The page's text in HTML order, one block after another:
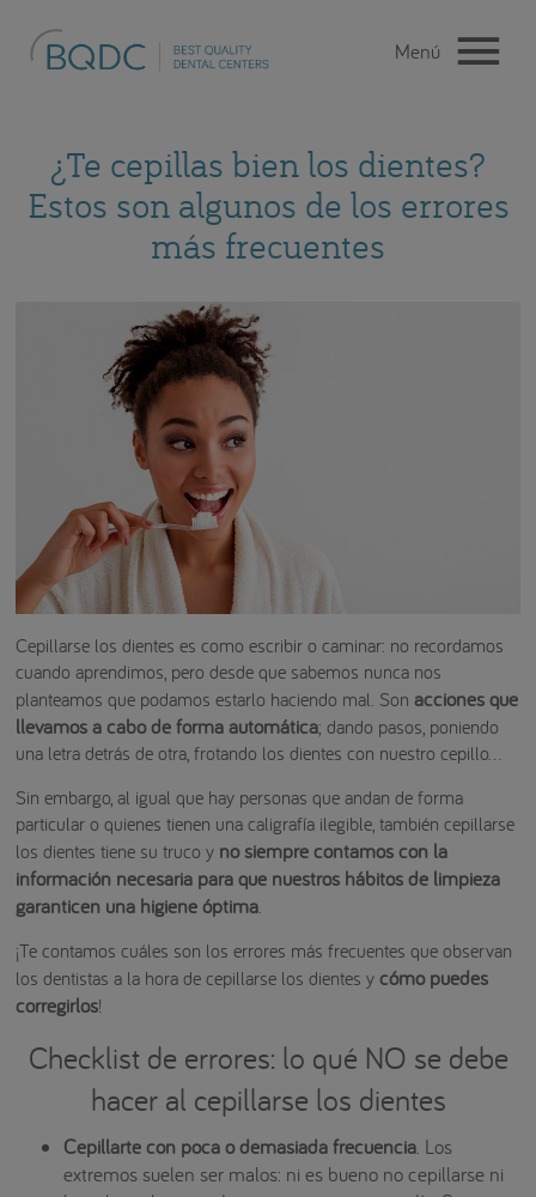
¿Te cepillas bien los dientes?
Estos son algunos de los errores
más frecuentes
Cepillarse los dientes es como escribir o caminar: no recordamos
cuando aprendimos, pero desde que sabemos nunca nos
planteamos que podamos estarlo haciendo mal. Son acciones que
llevamos a cabo de forma automática; dando pasos, poniendo
una letra detrás de otra, frotando los dientes con nuestro cepillo…
Sin embargo, al igual que hay personas que andan de forma
particular o quienes tienen una caligrafía ilegible, también cepillarse
los dientes tiene su truco y no siempre contamos con la
información necesaria para que nuestros hábitos de limpieza
garanticen una higiene óptima.
¡Te contamos cuáles son los errores más frecuentes que observan
los dentistas a la hora de cepillarse los dientes y cómo puedes
corregirlos!
Checklist de errores: lo qué NO se debe
hacer al cepillarse los dientes
Cepillarte con poca o demasiada frecuencia. Los
extremos suelen ser malos: ni es bueno no cepillarse ni